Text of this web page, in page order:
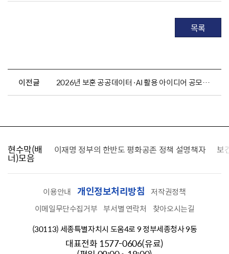
목록
이전글 2026년 보훈 공공데이터·AI 활용 아이디어 공모전 신청서식 안내
현수막(배
너)모음
찾습니다 이재명 정부의 한반도 평화공존 정책 설명책자 보
이용안내 개인정보처리방침
저작권정책
이메일무단수집거부 부서별 연락처
찾아오시는길
(30113) 세종특별자치시 도움4로 9 정부세종청사 9동
대표전화 1577-0606(유료)